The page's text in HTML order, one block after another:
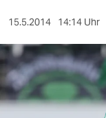
sport
berlin
nord
15.5.2014 14:14 Uhr